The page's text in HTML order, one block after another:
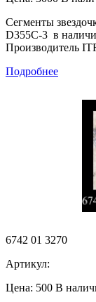
Сегменты
D355C-3 в
Производитель
Подробнее
6742 01 3270
Артикул:
Цена: 500 В